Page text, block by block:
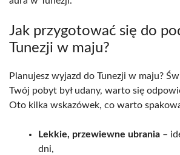
Jak przygotować się do
Tunezji w maju?
Planujesz wyjazd do Tunezji w maju?
Twój pobyt był udany, warto się
Oto kilka wskazówek, co warto
Lekkie, przewiewne ubrania –
dni,